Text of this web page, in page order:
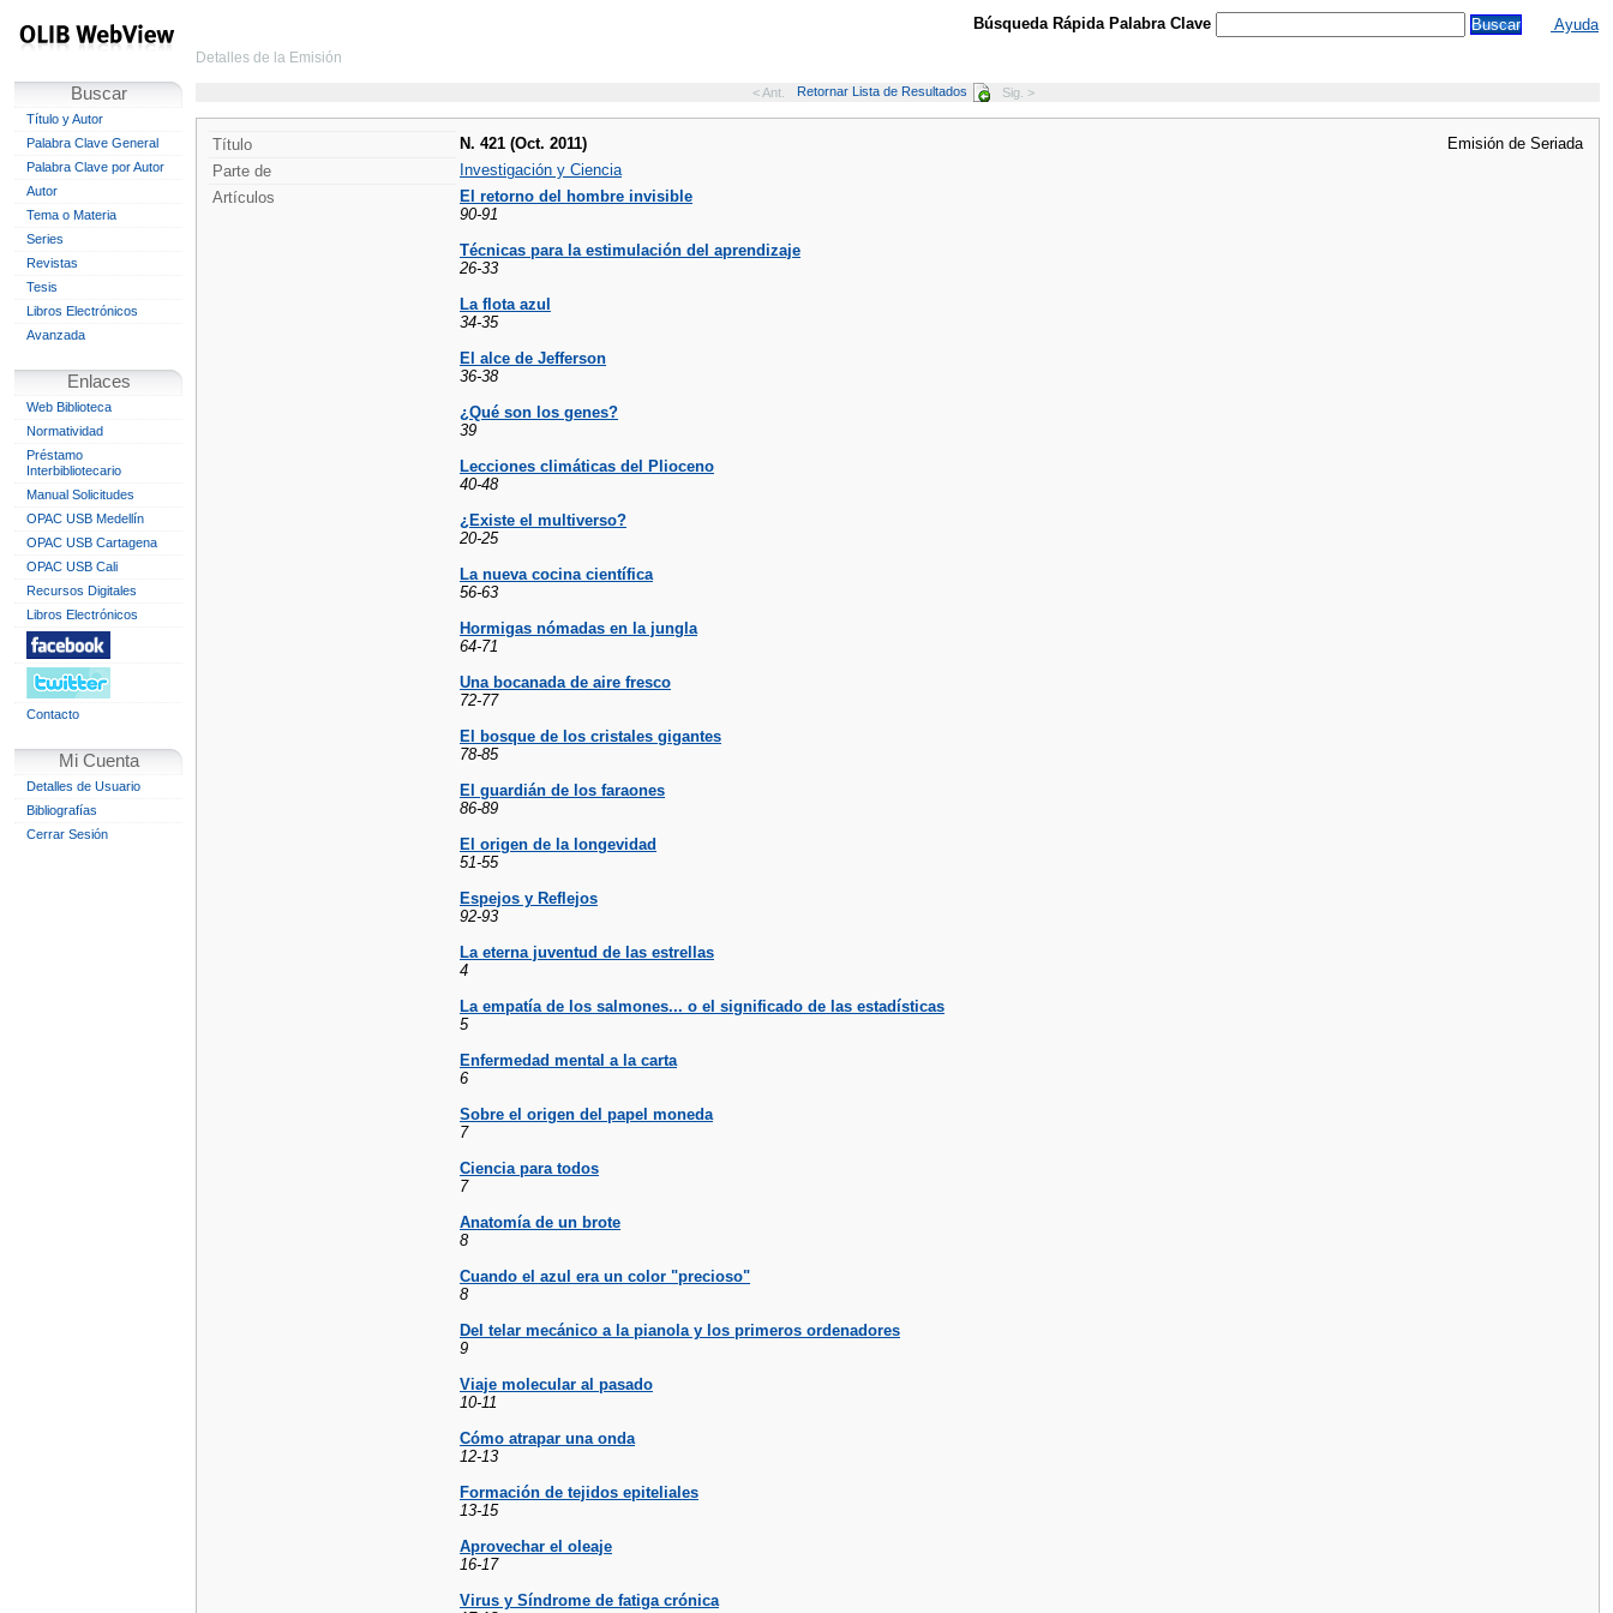
Buscar
Título y Autor
Palabra Clave General
Palabra Clave por Autor
Autor
Tema o Materia
Series
Revistas
Tesis
Libros Electrónicos
Avanzada
Enlaces
Web Biblioteca
Normatividad
Préstamo
Interbibliotecario
Manual Solicitudes
OPAC USB Medellín
OPAC USB Cartagena
OPAC USB Cali
Recursos Digitales
Libros Electrónicos
Contacto
Mi Cuenta
Detalles de Usuario
Bibliografías
Cerrar Sesión
Búsqueda Rápida Palabra Clave Ayuda
Detalles de la Emisión
< Ant. Retornar Lista de Resultados Sig. >
Título N. 421 (Oct. 2011)
Emisión de Seriada
Parte de
Investigación y Ciencia
Artículos
El retorno del hombre invisible
90-91
Técnicas para la estimulación del aprendizaje
26-33
La flota azul
34-35
El alce de Jefferson
36-38
¿Qué son los genes?
39
Lecciones climáticas del Plioceno
40-48
¿Existe el multiverso?
20-25
La nueva cocina científica
56-63
Hormigas nómadas en la jungla
64-71
Una bocanada de aire fresco
72-77
El bosque de los cristales gigantes
78-85
El guardián de los faraones
86-89
El origen de la longevidad
51-55
Espejos y Reflejos
92-93
La eterna juventud de las estrellas
4
La empatía de los salmones... o el significado de las estadísticas
5
Enfermedad mental a la carta
6
Sobre el origen del papel moneda
7
Ciencia para todos
7
Anatomía de un brote
8
Cuando el azul era un color "precioso"
8
Del telar mecánico a la pianola y los primeros ordenadores
9
Viaje molecular al pasado
10-11
Cómo atrapar una onda
12-13
Formación de tejidos epiteliales
13-15
Aprovechar el oleaje
16-17
Virus y Síndrome de fatiga crónica